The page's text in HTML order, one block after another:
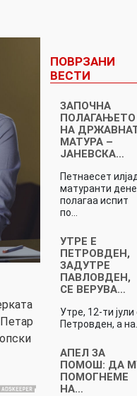
ПОВРЗАНИ
ВЕСТИ
ЗАПОЧНА
ПОЛАГАЊЕТО
НА
МАТУРА –
ЈАНЕВСКА…
Петнаесет
матуранти
полагаа испит
по…
УТРЕ Е
ПЕТРОВДЕН,
ЗАДУТРЕ
ПАВЛОВДЕН,
СЕ ВЕРУВА…
Утре, 12-ти јули
Петровден, а на…
АПЕЛ ЗА
ПОМОШ: ДА
ПОМОГНЕМЕ
НА…